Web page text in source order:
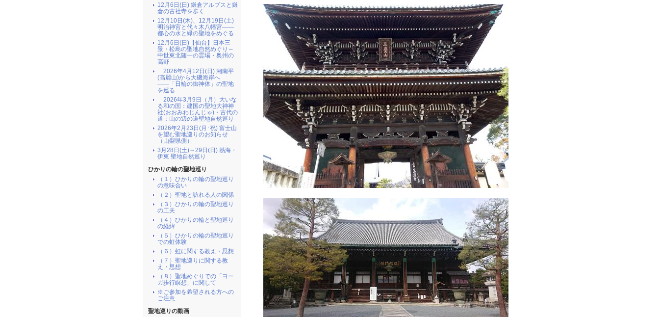
12月6日(日) 鎌倉アルプスと鎌
倉の古社寺を歩く
12月10日(木)、12月19日(土)
明治神宮と代々木八幡宮――
都心の水と緑の聖地をめぐる
12月6日(日)【仙台】日本三
景・松島の聖地自然めぐり～
中世東北随一の霊場・奥州の
高野
2026年4月12日(日) 湘南平
(高麗山)から大磯海岸へ
――「日輪の御神体」の聖地
を巡る
2026年3月9日（月）大いな
る和の国：建国の聖地大神神
社(おおみわじんじゃ)・古代の
道：山の辺の道聖地自然巡り
2026年2月23日(月･祝) 富士山
を望む聖地巡りのお知らせ
（山梨県側）
3月28日(土)～29日(日) 熱海・
伊東 聖地自然巡り
ひかりの輪の聖地巡り
（１）ひかりの輪の聖地巡り
の意味合い
（２）聖地と訪れる人の関係
（３）ひかりの輪の聖地巡り
の工夫
（４）ひかりの輪と聖地巡り
の経緯
（５）ひかりの輪の聖地巡り
での虹体験
（６）虹に関する教え・思想
（７）聖地巡りに関する教
え・思想
（８）聖地めぐりでの「ヨー
ガ歩行瞑想」に関して
※ご参加を希望される方への
ご注意
聖地巡りの動画